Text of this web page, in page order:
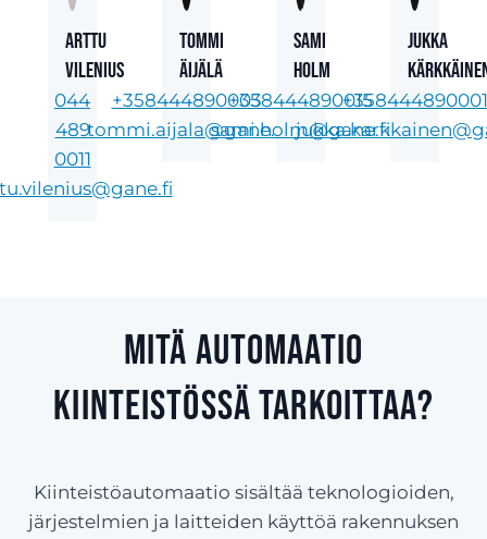
Arttu
Vilenius
044
489
0011
Tommi
Äijälä
+358444890003
tommi.aijala@gane.fi
Sami
Holm
+358444890015
sami.holm@gane.fi
Jukka
+358444890001
Mitä automaatio
kiinteistössä tarkoittaa?
Kiinteistöautomaatio sisältää teknologioiden,
järjestelmien ja laitteiden käyttöä rakennuksen